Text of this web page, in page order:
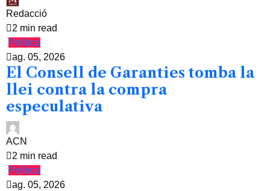
Redacció
2 min read
Política
ag. 05, 2026
El Consell de Garanties tomba la
llei contra la compra
especulativa
ACN
2 min read
Política
ag. 05, 2026